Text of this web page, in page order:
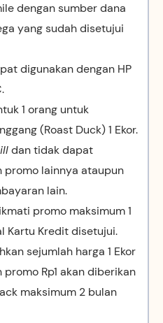
dengan sumber dana
yang sudah disetujui
digunakan dengan HP
1 orang untuk
(Roast Duck) 1 Ekor.
dan tidak dapat
promo lainnya ataupun
lain.
promo maksimum 1
Kartu Kredit disetujui.
sejumlah harga 1 Ekor
promo Rp1 akan diberikan
maksimum 2 bulan